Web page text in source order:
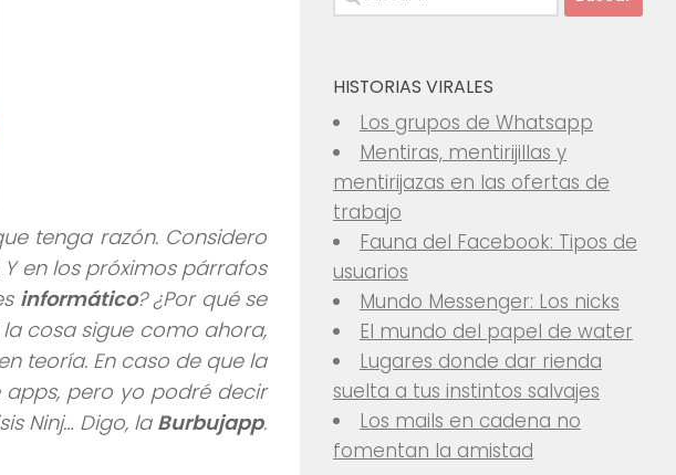
tenga razón. Considero
en los próximos párrafos
informático? ¿Por qué se
cosa sigue como ahora,
teoría. En caso de que la
pero yo podré decir
Ninj… Digo, la Burbujapp.
HISTORIAS VIRALES
Los grupos de Whatsapp
Mentiras, mentirijillas y
mentirijazas en las ofertas de
trabajo
Fauna del Facebook: Tipos de
usuarios
Mundo Messenger: Los nicks
El mundo del papel de water
Lugares donde dar rienda
suelta a tus instintos salvajes
Los mails en cadena no
fomentan la amistad